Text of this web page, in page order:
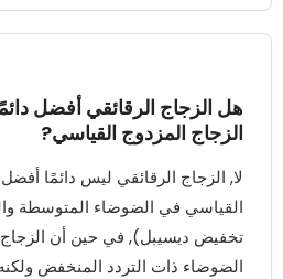
هل الزجاج الرقائقي أفضل
الزجاج المزدوج القياسي?
لا, الزجاج الرقائقي ليس دائمًا أفضل.
تخفيض ديسيبل), في حين أن الزجاج